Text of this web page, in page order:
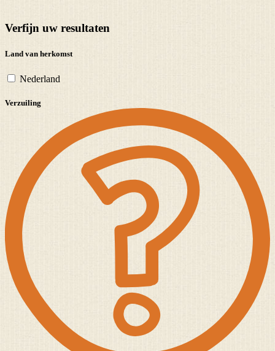
Verfijn uw resultaten
Land van herkomst
Nederland
Verzuiling